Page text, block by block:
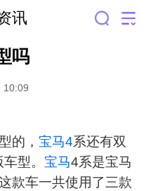
讯
吗
10:09
的， 宝马4系还有双
型。 宝马4系是宝马
款车一共使用了三款